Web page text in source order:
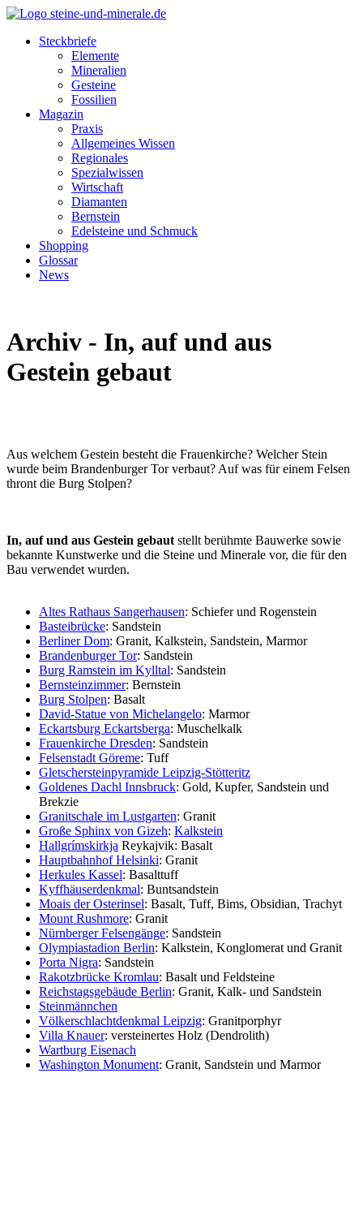
Steckbriefe
Elemente
Mineralien
Gesteine
Fossilien
Magazin
Praxis
Allgemeines Wissen
Regionales
Spezialwissen
Wirtschaft
Diamanten
Bernstein
Edelsteine und Schmuck
Shopping
Glossar
News
Archiv - In, auf und aus
Gestein gebaut
Aus welchem Gestein besteht die Frauenkirche? Welcher Stein
wurde beim Brandenburger Tor verbaut? Auf was für einem Felsen
thront die Burg Stolpen?
In, auf und aus Gestein gebaut stellt berühmte Bauwerke sowie
bekannte Kunstwerke und die Steine und Minerale vor, die für den
Bau verwendet wurden.
Altes Rathaus Sangerhausen: Schiefer und Rogenstein
Basteibrücke: Sandstein
Berliner Dom: Granit, Kalkstein, Sandstein, Marmor
Brandenburger Tor: Sandstein
Burg Ramstein im Kylltal: Sandstein
Bernsteinzimmer: Bernstein
Burg Stolpen: Basalt
David-Statue von Michelangelo: Marmor
Eckartsburg Eckartsberga: Muschelkalk
Frauenkirche Dresden: Sandstein
Felsenstadt Göreme: Tuff
Gletschersteinpyramide Leipzig-Stötteritz
Goldenes Dachl Innsbruck: Gold, Kupfer, Sandstein und
Brekzie
Granitschale im Lustgarten: Granit
Große Sphinx von Gizeh: Kalkstein
Hallgrímskirkja Reykajvik: Basalt
Hauptbahnhof Helsinki: Granit
Herkules Kassel: Basalttuff
Kyffhäuserdenkmal: Buntsandstein
Moais der Osterinsel: Basalt, Tuff, Bims, Obsidian, Trachyt
Mount Rushmore: Granit
Nürnberger Felsengänge: Sandstein
Olympiastadion Berlin: Kalkstein, Konglomerat und Granit
Porta Nigra: Sandstein
Rakotzbrücke Kromlau: Basalt und Feldsteine
Reichstagsgebäude Berlin: Granit, Kalk- und Sandstein
Steinmännchen
Völkerschlachtdenkmal Leipzig: Granitporphyr
Villa Knauer: versteinertes Holz (Dendrolith)
Wartburg Eisenach
Washington Monument: Granit, Sandstein und Marmor